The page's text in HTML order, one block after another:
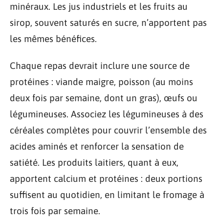
minéraux. Les jus industriels et les fruits au
sirop, souvent saturés en sucre, n’apportent pas
les mêmes bénéfices.
Chaque repas devrait inclure une source de
protéines : viande maigre, poisson (au moins
deux fois par semaine, dont un gras), œufs ou
légumineuses. Associez les légumineuses à des
céréales complètes pour couvrir l’ensemble des
acides aminés et renforcer la sensation de
satiété. Les produits laitiers, quant à eux,
apportent calcium et protéines : deux portions
suffisent au quotidien, en limitant le fromage à
trois fois par semaine.